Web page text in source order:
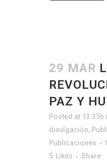
29 MAR
PAZ Y
Posted at 13:35h
divulgación,
Publicaciones
5 Likes Share